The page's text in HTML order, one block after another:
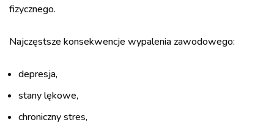
fizycznego.
Najczęstsze konsekwencje wypalenia zawodowego:
depresja,
stany lękowe,
chroniczny stres,